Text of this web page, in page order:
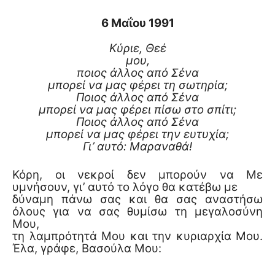
6 Μαΐου 1991
Κύριε, Θεέ
μου,
ποιος άλλος από Σένα
μπορεί να μας φέρει τη σωτηρία;
Ποιος άλλος από Σένα
μπορεί να μας φέρει πίσω στο σπίτι;
Ποιος άλλος από Σένα
μπορεί να μας φέρει την ευτυχία;
Γι’ αυτό: Μαραναθά!
Κόρη, οι νεκροί δεν μπορούν να Με
υμνήσουν, γι’ αυτό το λόγο θα κατέβω με
δύναμη πάνω σας και θα σας αναστήσω
όλους για να σας θυμίσω τη μεγαλοσύνη
Μου,
τη λαμπρότητά Μου και την κυριαρχία Μου.
Έλα, γράφε, Βασούλα Μου: